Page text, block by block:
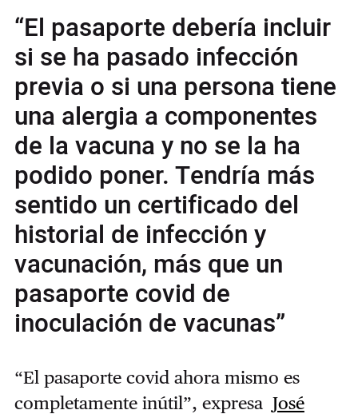
“El pasaporte debería incluir
si se ha pasado infección
previa o si una persona tiene
una alergia a componentes
de la vacuna y no se la ha
podido poner. Tendría más
sentido un certificado del
historial de infección y
vacunación, más que un
pasaporte covid de
inoculación de vacunas”
“El pasaporte covid ahora mismo es
completamente inútil”, expresa José